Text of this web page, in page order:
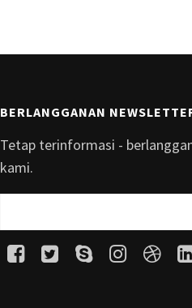
BERLANGGANAN
Tetap terinformasi -
kami.